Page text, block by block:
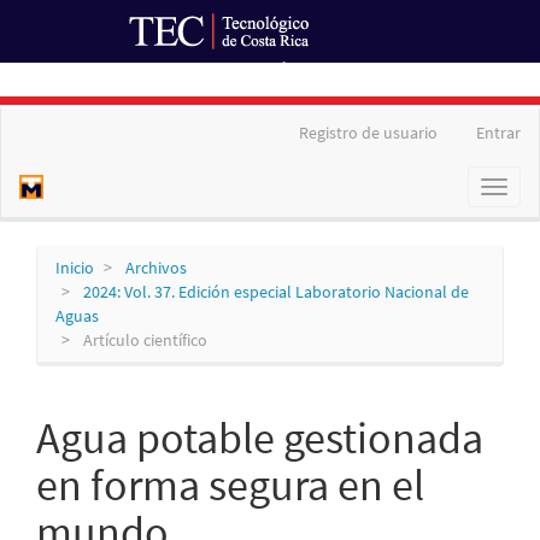
Registro de usuario Entrar
Toggle
Inicio
Archivos
2024: Vol. 37. Edición especial Laboratorio Nacional de
Aguas
Artículo científico
Agua potable gestionada
en forma segura en el